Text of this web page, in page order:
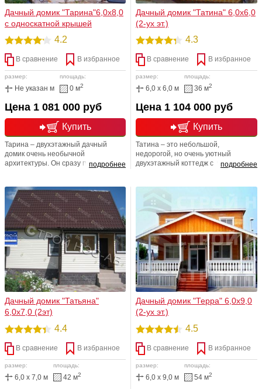
Дачный домик "Тарина"6,0х8,0
с односкатной крышей
4.2
В сравнение В избранное
размер:
Не указан м
площадь:
0 м2
Купить
Цена 1 081 000 руб
подробнее
Тарина – двухэтажный дачный
домик очень необычной
архитектуры. Он сразу привлекает
которое обеспечивает практически
панорамный обзор. При этом дом
очень практичен: вы наверняка
оцените удачную планировку и
комфортную температуру в
помещениях первого этажа,
которая остается таковой даже
самым жарким летом.
Дачный домик "Татина" 6,0х6,0
(2-ух эт.)
4.3
В сравнение В избранное
размер:
6,0 x 6,0 м
площадь:
36 м2
Купить
Цена 1 104 000 руб
подробнее
Татина – это небольшой,
недорогой, но очень уютный
двухэтажный коттедж с четырьмя
как поднять на второй этаж диван
или секцию шкафа. Домик «Татина»
предоставит вам не меньший, а
возможно даже и больший комфорт,
чем обычная городская квартира.
Дачный домик "Татьяна"
6,0х7,0 (2эт)
4.4
В сравнение В избранное
размер:
6,0 x 7,0 м
площадь:
42 м2
Дачный домик "Терра" 6,0х9,0
(2-ух эт.)
4.5
В сравнение В избранное
размер:
6,0 x 9,0 м
площадь:
54 м2